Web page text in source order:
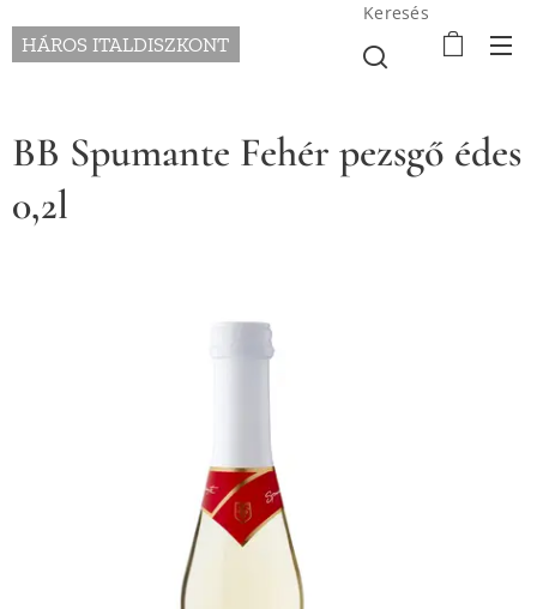
HÁROS ITALDISZKONT
Keresés
BB Spumante Fehér pezsgő édes
0,2l